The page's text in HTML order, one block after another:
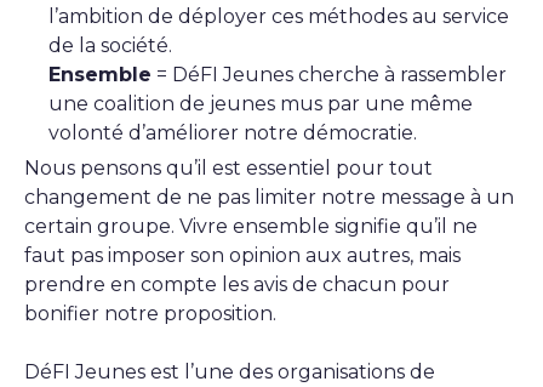
l’ambition de déployer ces méthodes au service
de la société.
Ensemble = DéFI Jeunes cherche à rassembler
une coalition de jeunes mus par une même
volonté d’améliorer notre démocratie.
Nous pensons qu’il est essentiel pour tout
changement de ne pas limiter notre message à un
certain groupe. Vivre ensemble signifie qu’il ne
faut pas imposer son opinion aux autres, mais
prendre en compte les avis de chacun pour
bonifier notre proposition.
DéFI Jeunes est l’une des organisations de